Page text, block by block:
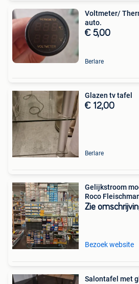
Voltmeter/
auto.
€ 5,00
Berlare
Glazen tv tafel
€ 12,00
Berlare
Gelijkstroom
Roco
Zie
Bezoek website
Salontafel met